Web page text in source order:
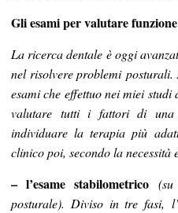
Gli esami per valutare
La ricerca dentale è oggi
nel risolvere problemi
esami che effettuo nei miei
valutare tutti i fattori di una
individuare la terapia più
clinico poi, secondo la necessità
– l’esame stabilometrico
posturale). Diviso in tre fasi,